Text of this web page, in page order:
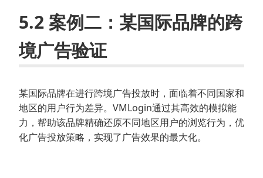
5.2 案例二：某国际品牌的跨
境广告验证
某国际品牌在进行跨境广告投放时，面临着不同国家和
地区的用户行为差异。VMLogin通过其高效的模拟能
力，帮助该品牌精确还原不同地区用户的浏览行为，优
化广告投放策略，实现了广告效果的最大化。